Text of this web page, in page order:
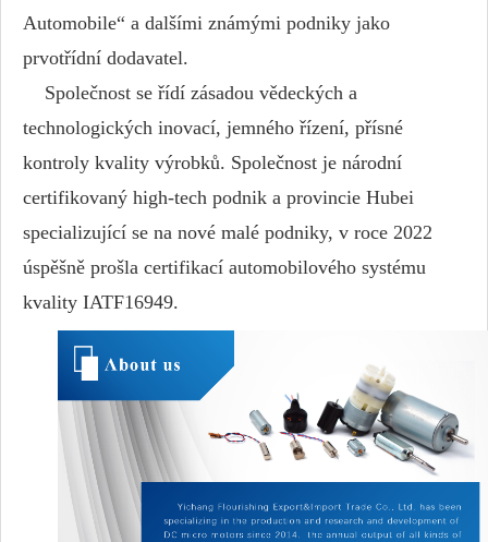
Automobile“ a dalšími známými podniky jako
prvotřídní dodavatel.
Společnost se řídí zásadou vědeckých a
technologických inovací, jemného řízení, přísné
kontroly kvality výrobků. Společnost je národní
certifikovaný high-tech podnik a provincie Hubei
specializující se na nové malé podniky, v roce 2022
úspěšně prošla certifikací automobilového systému
kvality IATF16949.